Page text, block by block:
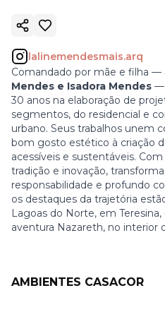
Copiar enlace
lalinemendesmais.arq
Comandado por mãe e filha —
Mendes e Isadora Mendes —
30 anos na elaboração de
segmentos, do residencial e
urbano. Seus trabalhos unem
bom gosto estético à criação
acessíveis e sustentáveis.
tradição e inovação,
responsabilidade e profundo
os destaques da trajetória
Lagoas do Norte, em
aventura Nazareth, no interior
AMBIENTES CASACOR